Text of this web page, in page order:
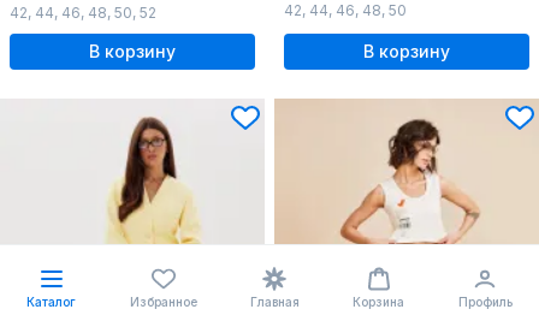
42, 44, 46, 48, 50, 52
В корзину
42, 44, 46, 48, 50
В корзину
Каталог Избранное Главная Корзина Профиль